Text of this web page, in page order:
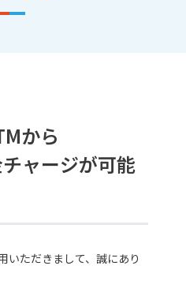
から
チャージが可能
いただきまして、誠にあり